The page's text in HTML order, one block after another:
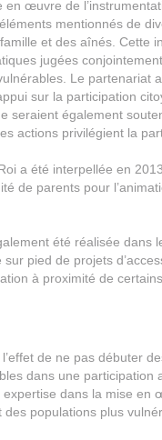
œuvre de
mentionnés de
et des aînés. Cette
jugées
Le partenariat
sur la participation
seraient également
actions privilégient la
a été interpellée en
de parents pour
été réalisée
pied de projets
à proximité de
de ne pas débuter
dans une
dans la mise
populations plus